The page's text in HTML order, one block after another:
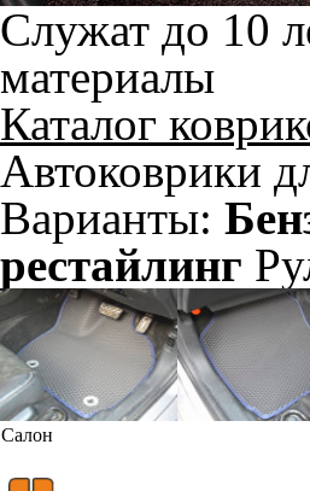
Служат до 10
материалы
Каталог
Автоковрики
Варианты:
рестайлинг
Салон